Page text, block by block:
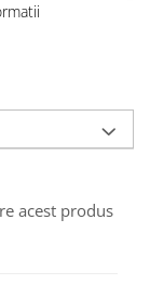
acest produs